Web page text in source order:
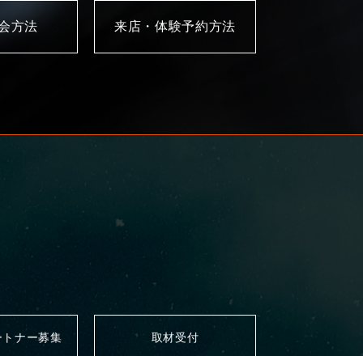
方法 来店・体験予約方法
ナー募集 取材受付